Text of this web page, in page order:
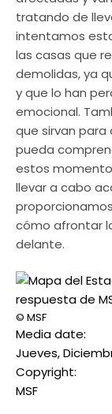
tratando de
intentamos
las casas que
demolidas, ya
y que lo han
emocional.
que sirvan
pueda
estos
llevar a cabo
cómo afrontar
delante.
© MSF
Media date:
Jueves,
Copyright:
MSF